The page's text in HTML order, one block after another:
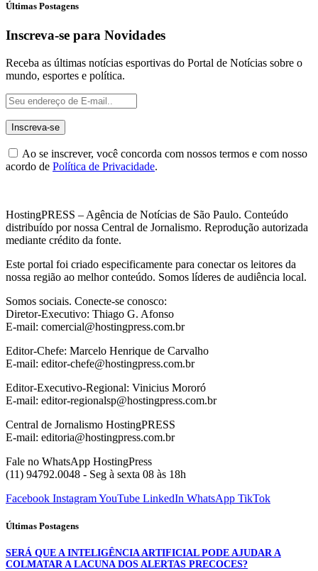
Últimas Postagens
Inscreva-se para Novidades
Receba as últimas notícias esportivas do Portal de Notícias sobre o
mundo, esportes e política.
Ao se inscrever, você concorda com nossos termos e com nosso
acordo de Política de Privacidade.
HostingPRESS – Agência de Notícias de São Paulo. Conteúdo
distribuído por nossa Central de Jornalismo. Reprodução autorizada
mediante crédito da fonte.
Este portal foi criado especificamente para conectar os leitores da
nossa região ao melhor conteúdo. Somos líderes de audiência local.
Somos sociais. Conecte-se conosco:
Diretor-Executivo: Thiago G. Afonso
E-mail: comercial@hostingpress.com.br
Editor-Chefe: Marcelo Henrique de Carvalho
E-mail: editor-chefe@hostingpress.com.br
Editor-Executivo-Regional: Vinicius Mororó
E-mail: editor-regionalsp@hostingpress.com.br
Central de Jornalismo HostingPRESS
E-mail: editoria@hostingpress.com.br
Fale no WhatsApp HostingPress
(11) 94792.0048 - Seg à sexta 08 às 18h
Facebook InstagramYouTube LinkedIn WhatsApp TikTok
Últimas Postagens
SERÁ QUE A INTELIGÊNCIA ARTIFICIAL PODE AJUDAR A
COLMATAR A LACUNA DOS ALERTAS PRECOCES?